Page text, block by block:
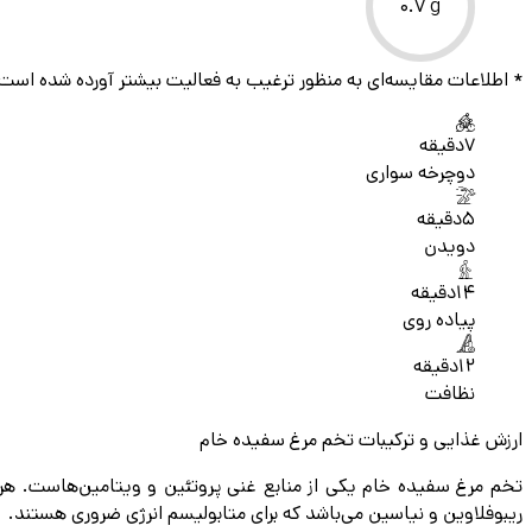
0.7g
* اطلاعات مقایسه‌ای به منظور ترغیب به فعالیت بیشتر آورده شده
7دقیقه
دوچرخه سواری
5دقیقه
دویدن
14دقیقه
پیاده روی
12دقیقه
نظافت
ارزش غذایی و ترکیبات تخم مرغ سفیده خام
ریبوفلاوین و نیاسین می‌باشد که برای متابولیسم انرژی ضروری هستند.